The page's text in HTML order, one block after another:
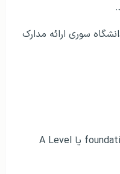
سوری ارائه مدارک